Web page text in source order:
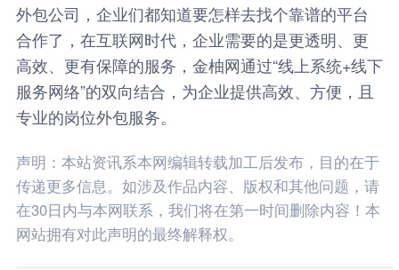
外包公司，企业们都知道要怎样去找个靠谱的平台
合作了，在互联网时代，企业需要的是更透明、更
高效、更有保障的服务， 金柚网通过“线上系统+线下
服务网络”的双向结合，为企业提供高效、方便，且
专业的岗位外包服务。
声明：本站资讯系本网编辑转载加工后发布，目的在于
传递更多信息。如涉及作品内容、版权和其他问题，请
在30日内与本网联系，我们将在第一时间删除内容！本
网站拥有对此声明的最终解释权。